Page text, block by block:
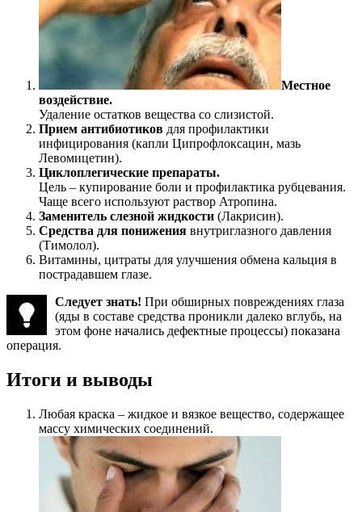
Местное
воздействие.
Удаление остатков вещества со слизистой.
Прием антибиотиков для профилактики
инфицирования (капли Ципрофлоксацин, мазь
Левомицетин).
Циклоплегические препараты.
Цель – купирование боли и профилактика рубцевания.
Чаще всего используют раствор Атропина.
Заменитель слезной жидкости (Лакрисин).
Средства для понижения внутриглазного давления
(Тимолол).
Витамины, цитраты для улучшения обмена кальция в
пострадавшем глазе.
Следует знать! При обширных повреждениях глаза
(яды в составе средства проникли далеко вглубь, на
этом фоне начались дефектные процессы) показана
операция.
Итоги и выводы
Любая краска – жидкое и вязкое вещество, содержащее
массу химических соединений.